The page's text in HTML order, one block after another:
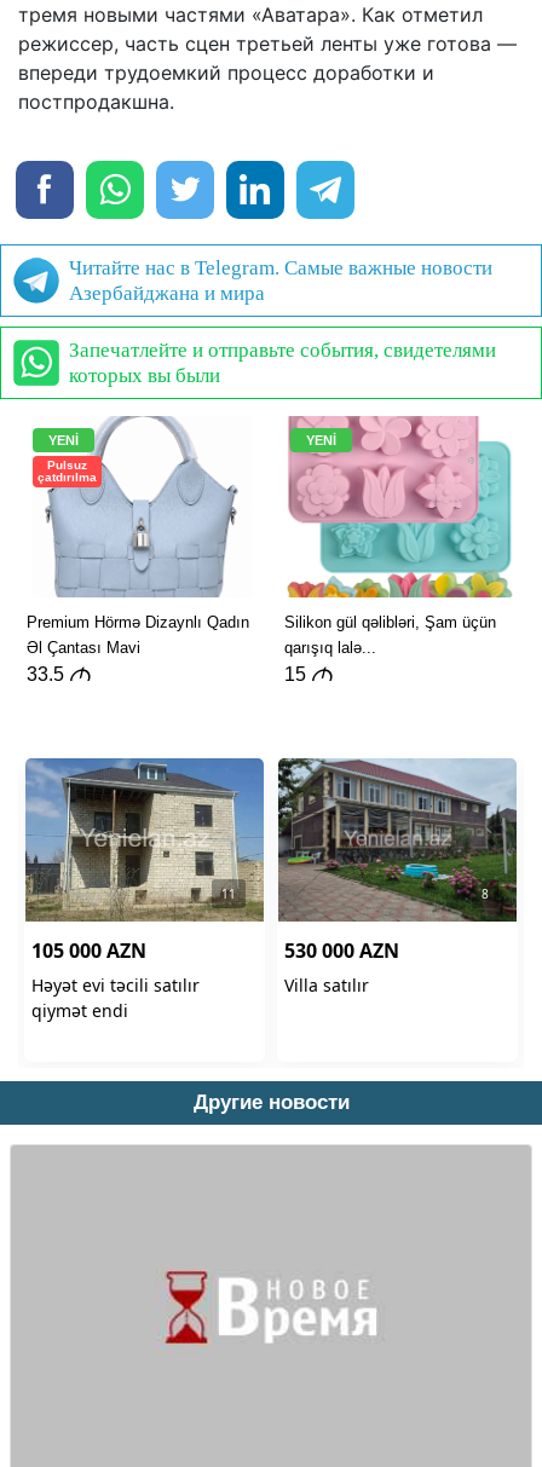
тремя новыми частями «Аватара». Как отметил
режиссер, часть сцен третьей ленты уже готова —
впереди трудоемкий процесс доработки и
постпродакшна.
Читайте нас в Telegram. Самые важные новости
Азербайджана и мира
Запечатлейте и отправьте события, свидетелями
которых вы были
Другие новости